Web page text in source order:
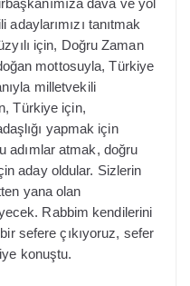
tanıtmak
için, Doğru Zaman
mottosuyla, Türkiye
milletvekili
Türkiye için,
yapmak için
adımlar atmak, doğru
aday oldular. Sizlerin
yana olan
Rabbim kendilerini
sefere çıkıyoruz, sefer
konuştu.